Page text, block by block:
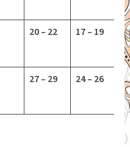
20 – 22 17 – 19
27 – 29 24 – 26